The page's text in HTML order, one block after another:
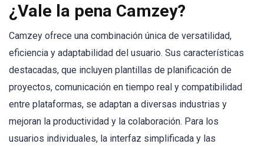
¿Vale la pena Camzey?
Camzey ofrece una combinación única de versatilidad,
eficiencia y adaptabilidad del usuario. Sus características
destacadas, que incluyen plantillas de planificación de
proyectos, comunicación en tiempo real y compatibilidad
entre plataformas, se adaptan a diversas industrias y
mejoran la productividad y la colaboración. Para los
usuarios individuales, la interfaz simplificada y las